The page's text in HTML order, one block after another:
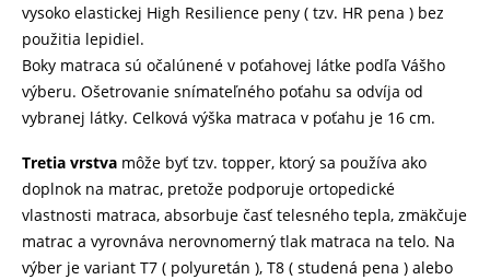
vysoko elastickej High Resilience peny ( tzv. HR pena ) bez
použitia lepidiel.
Boky matraca sú očalúnené v poťahovej látke podľa Vášho
výberu. Ošetrovanie snímateľného poťahu sa odvíja od
vybranej látky. Celková výška matraca v poťahu je 16 cm.
Tretia vrstva môže byť tzv. topper, ktorý sa používa ako
doplnok na matrac, pretože podporuje ortopedické
vlastnosti matraca, absorbuje časť telesného tepla, zmäkčuje
matrac a vyrovnáva nerovnomerný tlak matraca na telo. Na
výber je variant T7 ( polyuretán ), T8 ( studená pena ) alebo